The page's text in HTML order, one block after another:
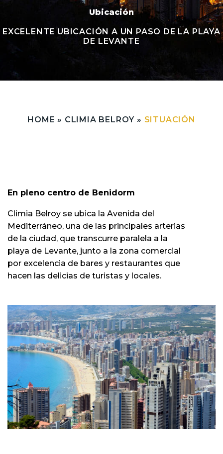
Ubicación
EXCELENTE UBICACIÓN A UN PASO DE LA PLAYA
DE LEVANTE
HOME » CLIMIA BELROY » SITUACIÓN
En pleno centro de Benidorm
Climia Belroy se ubica la Avenida del
Mediterráneo, una de las principales arterias
de la ciudad, que transcurre paralela a la
playa de Levante, junto a la zona comercial
por excelencia de bares y restaurantes que
hacen las delicias de turistas y locales.